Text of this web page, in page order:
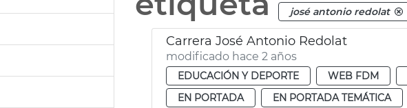
josé antonio redolat
Carrera José Antonio Redolat
modificado hace 2 años
EDUCACIÓN Y DEPORTE WEB FDM
EN PORTADA
EN PORTADA TEMÁTICA